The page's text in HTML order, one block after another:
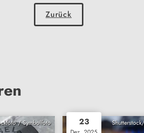
Zurück
/ Symbolfoto 23